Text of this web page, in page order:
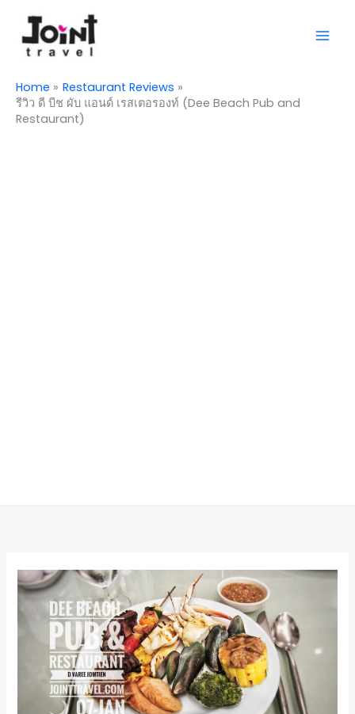
content
Home
Restaurant Reviews
รีวิว ดี บีช ผับ แอนด์ เรสเตอรองท์ (Dee Beach Pub and
Restaurant)